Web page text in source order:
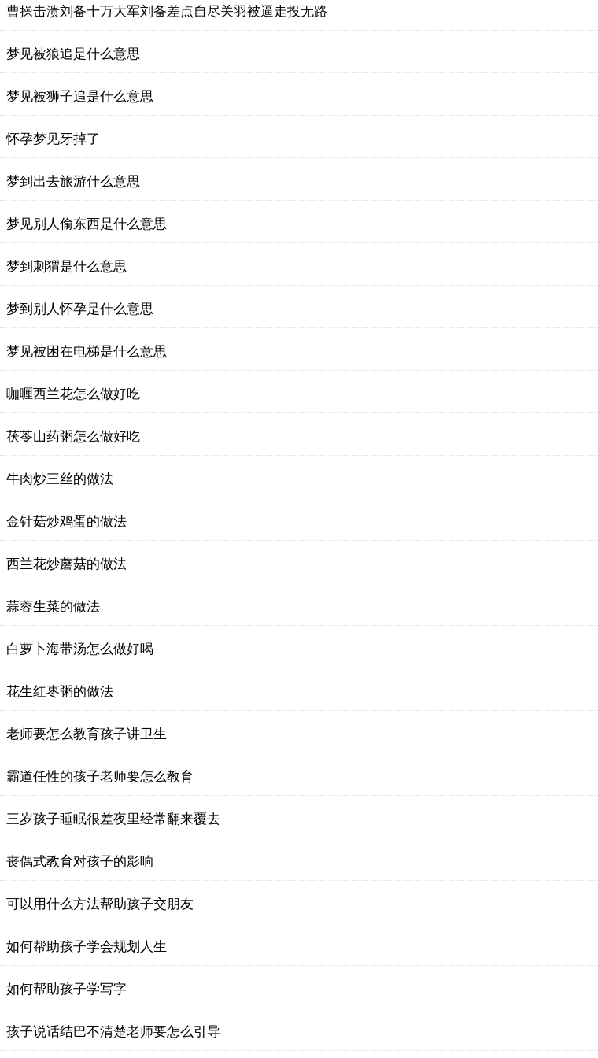
曹操击溃刘备十万大军刘备差点自尽关羽被逼走投无路
梦见被狼追是什么意思
梦见被狮子追是什么意思
怀孕梦见牙掉了
梦到出去旅游什么意思
梦见别人偷东西是什么意思
梦到刺猬是什么意思
梦到别人怀孕是什么意思
梦见被困在电梯是什么意思
咖喱西兰花怎么做好吃
茯苓山药粥怎么做好吃
牛肉炒三丝的做法
金针菇炒鸡蛋的做法
西兰花炒蘑菇的做法
蒜蓉生菜的做法
白萝卜海带汤怎么做好喝
花生红枣粥的做法
老师要怎么教育孩子讲卫生
霸道任性的孩子老师要怎么教育
三岁孩子睡眠很差夜里经常翻来覆去
丧偶式教育对孩子的影响
可以用什么方法帮助孩子交朋友
如何帮助孩子学会规划人生
如何帮助孩子学写字
孩子说话结巴不清楚老师要怎么引导